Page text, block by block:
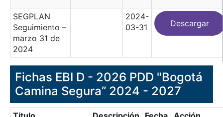
SEGPLAN
Seguimiento –
marzo 31 de
2024
2024-
03-31
Descargar
Fichas EBI D - 2026 PDD "Bogotá
Camina Segura” 2024 - 2027